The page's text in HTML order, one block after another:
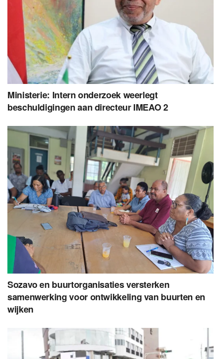
Ministerie: Intern onderzoek weerlegt
beschuldigingen aan directeur IMEAO 2
Sozavo en buurtorganisaties versterken
samenwerking voor ontwikkeling van buurten en
wijken